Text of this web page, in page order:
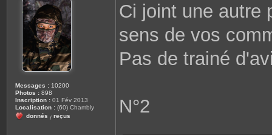
Messages : 10200
Photos : 898
Inscription : 01 Fév 2013
Localisation : (60) Chambly
donnés / reçus
s
Ci joint une autre
sens de vos
Pas de trainé
N°2